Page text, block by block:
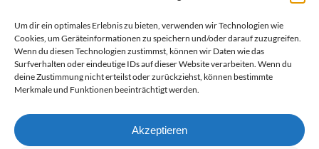
Um dir ein optimales Erlebnis zu bieten, verwenden wir Technologien wie
Cookies, um Geräteinformationen zu speichern und/oder darauf zuzugreifen.
Wenn du diesen Technologien zustimmst, können wir Daten wie das
Surfverhalten oder eindeutige IDs auf dieser Website verarbeiten. Wenn du
deine Zustimmung nicht erteilst oder zurückziehst, können bestimmte
Merkmale und Funktionen beeinträchtigt werden.
Akzeptieren